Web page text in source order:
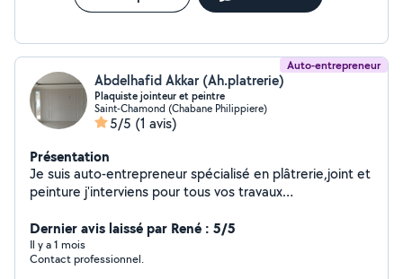
Auto-entrepreneur
Abdelhafid Akkar (Ah.platrerie)
Plaquiste jointeur et peintre
Saint-Chamond (Chabane Philippiere)
5/5 (1 avis)
Présentation
Je suis auto-entrepreneur spécialisé en plâtrerie,joint et
peinture j'interviens pour tous vos travaux
réalisation de cloison et plafonds,finition impeccables et
peinture. Sérieux,réactif et à l'écoute,je vous
accompagne dans vos projets pour intérieur soigné et à
Dernier avis laissé par René : 5/5
Il y a 1 mois
Contact professionnel.